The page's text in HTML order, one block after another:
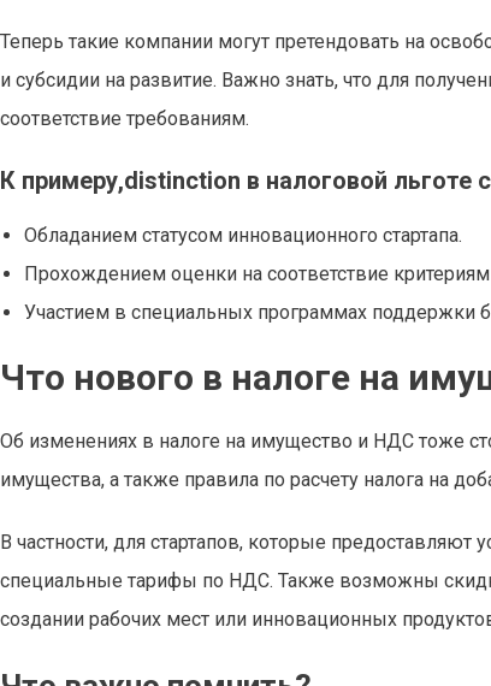
Теперь такие компании могут претендовать на
и субсидии на развитие. Важно знать, что для
соответствие требованиям.
К примеру,distinction в налоговой льготе
Обладанием статусом инновационного стартапа.
Прохождением оценки на соответствие
Участием в специальных программах поддержки
Что нового в налоге на
Об изменениях в налоге на имущество и НДС тоже
имущества, а также правила по расчету налога на
В частности, для стартапов, которые
специальные тарифы по НДС. Также возможны
создании рабочих мест или инновационных